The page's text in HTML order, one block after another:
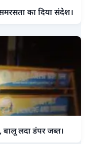
का दिया संदेश।
बालू लदा डंपर जब्त।